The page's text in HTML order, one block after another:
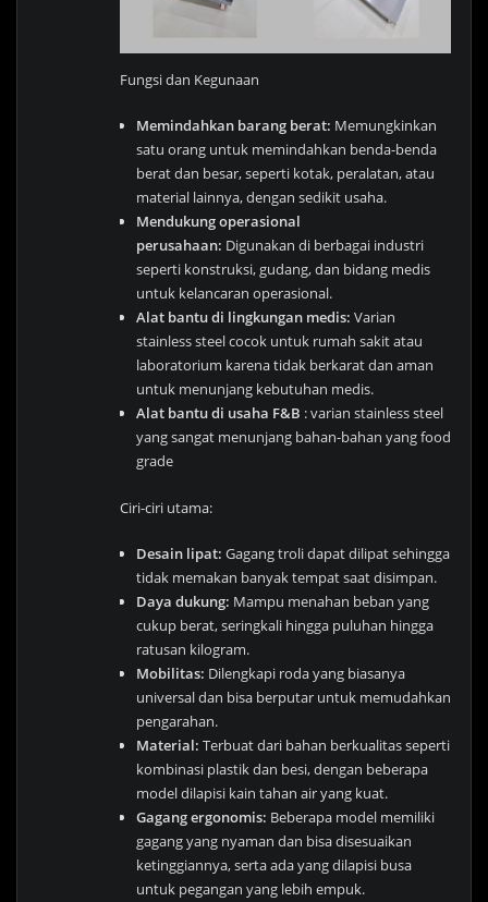
Fungsi dan Kegunaan
Memindahkan barang berat: Memungkinkan
satu orang untuk memindahkan benda-benda
berat dan besar, seperti kotak, peralatan, atau
material lainnya, dengan sedikit usaha.
Mendukung operasional
perusahaan: Digunakan di berbagai industri
seperti konstruksi, gudang, dan bidang medis
untuk kelancaran operasional.
Alat bantu di lingkungan medis: Varian
stainless steel cocok untuk rumah sakit atau
laboratorium karena tidak berkarat dan aman
untuk menunjang kebutuhan medis.
Alat bantu di usaha F&B : varian stainless steel
yang sangat menunjang bahan-bahan yang food
grade
Ciri-ciri utama:
Desain lipat: Gagang troli dapat dilipat sehingga
tidak memakan banyak tempat saat disimpan.
Daya dukung: Mampu menahan beban yang
cukup berat, seringkali hingga puluhan hingga
ratusan kilogram.
Mobilitas: Dilengkapi roda yang biasanya
universal dan bisa berputar untuk memudahkan
pengarahan.
Material: Terbuat dari bahan berkualitas seperti
kombinasi plastik dan besi, dengan beberapa
model dilapisi kain tahan air yang kuat.
Gagang ergonomis: Beberapa model memiliki
gagang yang nyaman dan bisa disesuaikan
ketinggiannya, serta ada yang dilapisi busa
untuk pegangan yang lebih empuk.